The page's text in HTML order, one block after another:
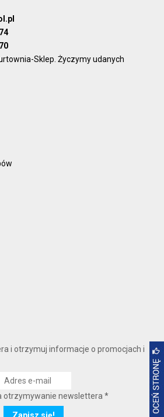
Sklep. Życzymy udanych
i otrzymuj informacje o promocjach i
otrzymywanie newslettera *